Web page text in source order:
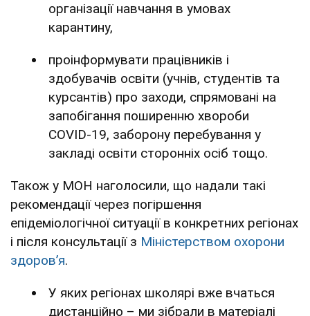
організації навчання в умовах
карантину,
проінформувати працівників і
здобувачів освіти (учнів, студентів та
курсантів) про заходи, спрямовані на
запобігання поширенню хвороби
COVID-19, заборону перебування у
закладі освіти сторонніх осіб тощо.
Також у МОН наголосили, що надали такі
рекомендації через погіршення
епідеміологічної ситуації в конкретних регіонах
і після консультації з Міністерством охорони
здоров’я.
У яких регіонах школярі вже вчаться
дистанційно – ми зібрали в матеріалі